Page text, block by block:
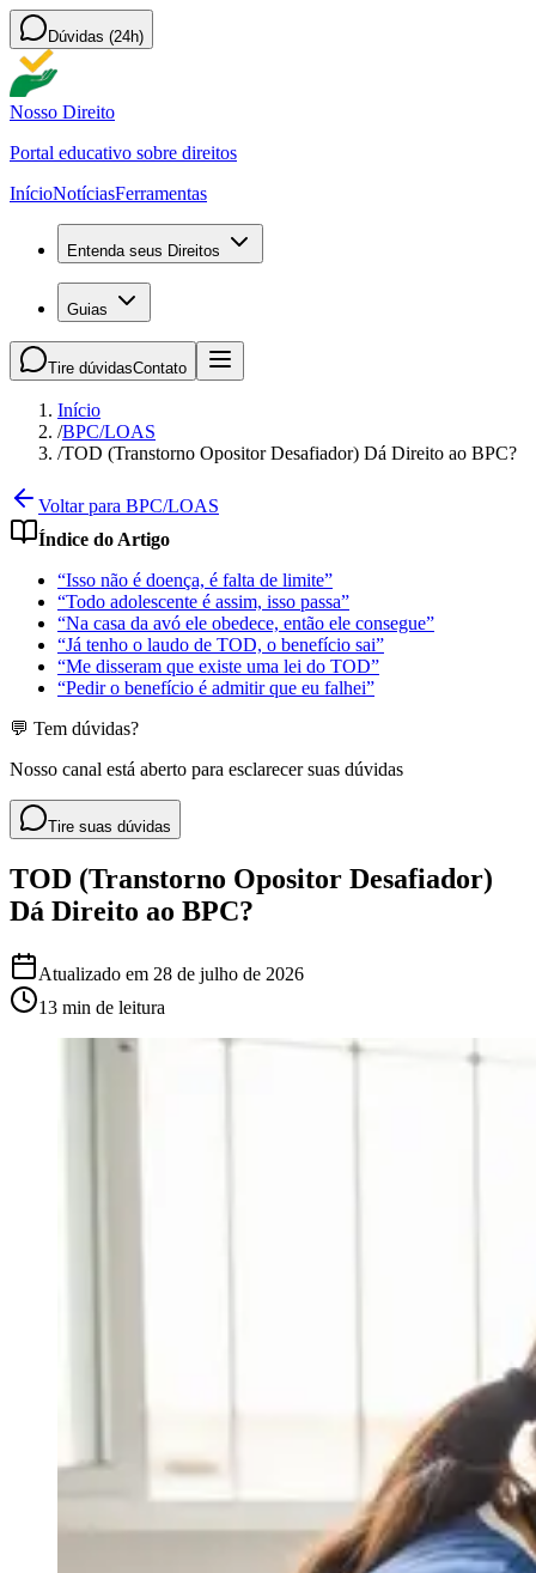
Dúvidas (24h)
Nosso Direito
Portal educativo sobre direitos
InícioNotíciasFerramentas
Entenda seus Direitos
Guias
Tire dúvidasContato
Início
/BPC/LOAS
/TOD (Transtorno Opositor Desafiador) Dá Direito ao BPC?
Voltar para BPC/LOAS
Índice do Artigo
“Isso não é doença, é falta de limite”
“Todo adolescente é assim, isso passa”
“Na casa da avó ele obedece, então ele consegue”
“Já tenho o laudo de TOD, o benefício sai”
“Me disseram que existe uma lei do TOD”
“Pedir o benefício é admitir que eu falhei”
💬 Tem dúvidas?
Nosso canal está aberto para esclarecer suas dúvidas
Tire suas dúvidas
TOD (Transtorno Opositor Desafiador)
Dá Direito ao BPC?
Atualizado em 28 de julho de 2026
13 min de leitura